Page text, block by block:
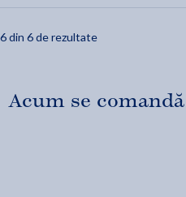
6 din 6 de rezultate
Acum se comandă